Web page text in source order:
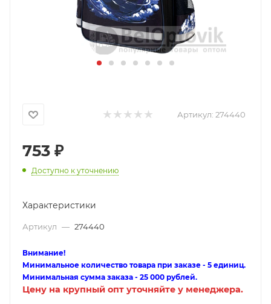
Артикул: 274440
753 ₽
Доступно к уточнению
Характеристики
Артикул — 274440
Внимание!
Минимальное количество товара при заказе - 5 единиц.
Минимальная сумма заказа - 25 000 рублей.
Цену на крупный опт уточняйте у менеджера.